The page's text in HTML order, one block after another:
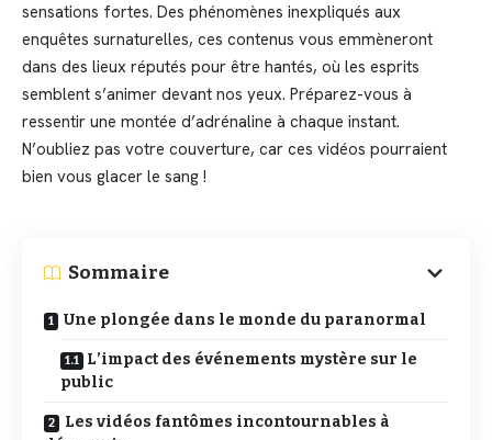
sensations fortes. Des phénomènes inexpliqués aux
enquêtes surnaturelles, ces contenus vous emmèneront
dans des lieux réputés pour être hantés, où les esprits
semblent s’animer devant nos yeux. Préparez-vous à
ressentir une montée d’adrénaline à chaque instant.
N’oubliez pas votre couverture, car ces vidéos pourraient
bien vous glacer le sang !
Sommaire
Une plongée dans le monde du paranormal
L’impact des événements mystère sur le
public
Les vidéos fantômes incontournables à